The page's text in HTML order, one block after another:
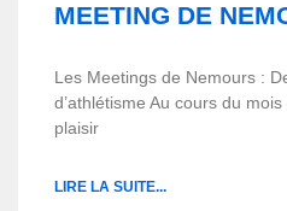
MEETING DE
Les Meetings de Nemours :
d’athlétisme Au cours du
plaisir
LIRE LA SUITE...